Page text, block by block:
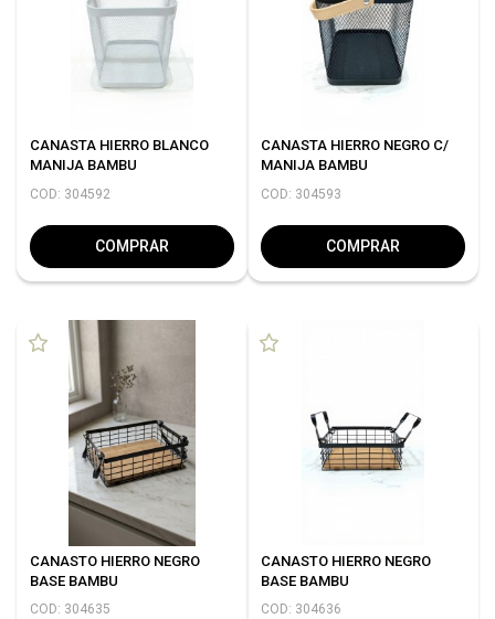
CANASTA HIERRO BLANCO
MANIJA BAMBU
COD: 304592
COMPRAR
CANASTA HIERRO NEGRO C/
MANIJA BAMBU
COD: 304593
COMPRAR
CANASTO HIERRO NEGRO
BASE BAMBU
COD: 304635
CANASTO HIERRO NEGRO
BASE BAMBU
COD: 304636